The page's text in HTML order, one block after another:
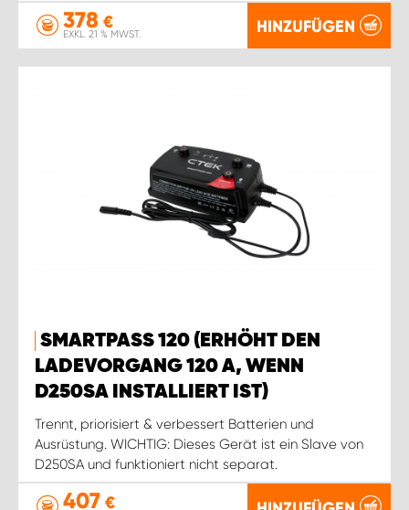
378 €
EXKL. 21 % MWST. HINZUFÜGEN
SMARTPASS 120 (ERHÖHT DEN
LADEVORGANG 120 A, WENN
D250SA INSTALLIERT IST)
Trennt, priorisiert & verbessert Batterien und
Ausrüstung. WICHTIG: Dieses Gerät ist ein Slave von
D250SA und funktioniert nicht separat.
407 €